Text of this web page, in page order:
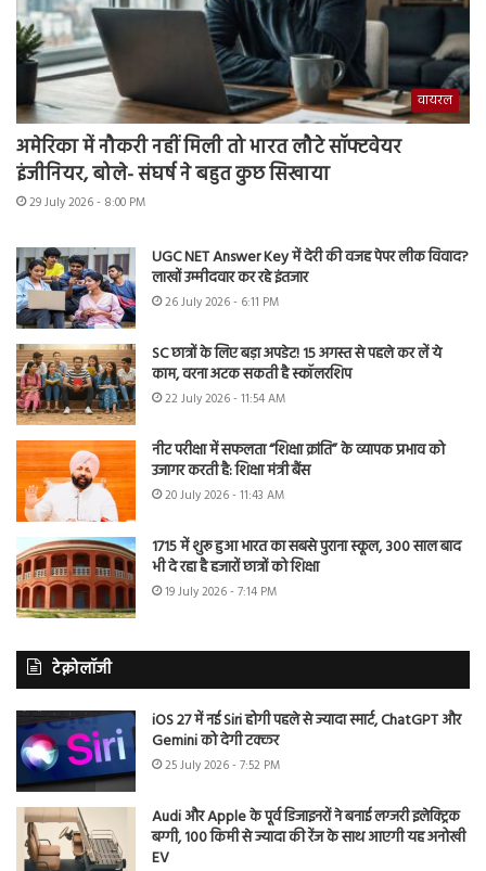
वायरल
अमेरिका में नौकरी नहीं मिली तो भारत लौटे सॉफ्टवेयर
इंजीनियर, बोले- संघर्ष ने बहुत कुछ सिखाया
29 July 2026 - 8:00 PM
UGC NET Answer Key में देरी की वजह पेपर लीक विवाद?
लाखों उम्मीदवार कर रहे इंतजार
26 July 2026 - 6:11 PM
SC छात्रों के लिए बड़ा अपडेट! 15 अगस्त से पहले कर लें ये
काम, वरना अटक सकती है स्कॉलरशिप
22 July 2026 - 11:54 AM
नीट परीक्षा में सफलता “शिक्षा क्रांति” के व्यापक प्रभाव को
उजागर करती है: शिक्षा मंत्री बैंस
20 July 2026 - 11:43 AM
1715 में शुरू हुआ भारत का सबसे पुराना स्कूल, 300 साल बाद
भी दे रहा है हजारों छात्रों को शिक्षा
19 July 2026 - 7:14 PM
टेक्नोलॉजी
iOS 27 में नई Siri होगी पहले से ज्यादा स्मार्ट, ChatGPT और
Gemini को देगी टक्कर
25 July 2026 - 7:52 PM
Audi और Apple के पूर्व डिजाइनरों ने बनाई लग्जरी इलेक्ट्रिक
बग्गी, 100 किमी से ज्यादा की रेंज के साथ आएगी यह अनोखी
EV